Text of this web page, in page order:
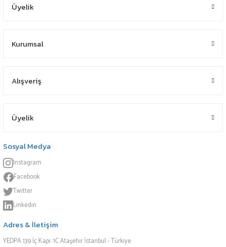
Üyelik
Kurumsal
Alışveriş
Üyelik
Sosyal Medya
Instagram
Facebook
Twitter
Linkedin
Adres & İletişim
YEDPA 139 İç Kapı: 1C Ataşehir İstanbul - Türkiye